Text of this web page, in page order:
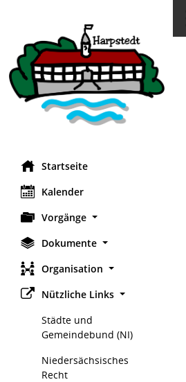
Startseite
Kalender
Vorgänge
Dokumente
Organisation
Nützliche Links
Städte und
Gemeindebund (NI)
Niedersächsisches
Recht